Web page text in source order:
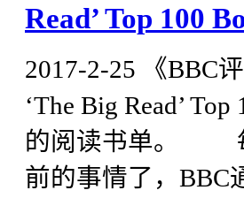
Read’ Top 100
2017-2-25 《BBC
‘The Big Read’
的阅读书单。
前的事情了，BBC